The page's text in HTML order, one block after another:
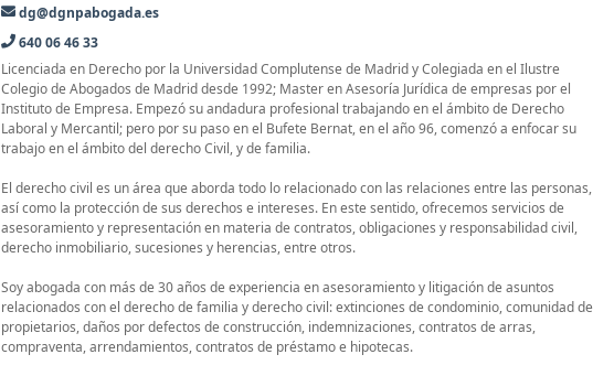
dg@dgnpabogada.es
640 06 46 33
Licenciada en Derecho por la Universidad Complutense de Madrid y Colegiada en el Ilustre
Colegio de Abogados de Madrid desde 1992; Master en Asesoría Jurídica de empresas por el
Instituto de Empresa. Empezó su andadura profesional trabajando en el ámbito de Derecho
Laboral y Mercantil; pero por su paso en el Bufete Bernat, en el año 96, comenzó a enfocar su
trabajo en el ámbito del derecho Civil, y de familia.
El derecho civil es un área que aborda todo lo relacionado con las relaciones entre las personas,
así como la protección de sus derechos e intereses. En este sentido, ofrecemos servicios de
asesoramiento y representación en materia de contratos, obligaciones y responsabilidad civil,
derecho inmobiliario, sucesiones y herencias, entre otros.
Soy abogada con más de 30 años de experiencia en asesoramiento y litigación de asuntos
relacionados con el derecho de familia y derecho civil: extinciones de condominio, comunidad de
propietarios, daños por defectos de construcción, indemnizaciones, contratos de arras,
compraventa, arrendamientos, contratos de préstamo e hipotecas.